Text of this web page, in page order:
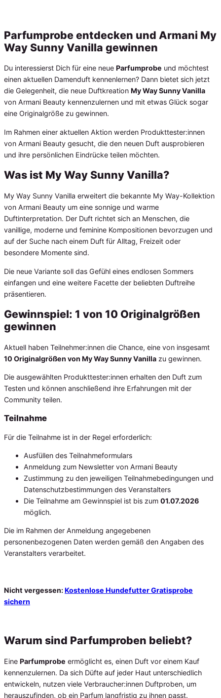
Parfumprobe entdecken und Armani My
Way Sunny Vanilla gewinnen
Du interessierst Dich für eine neue Parfumprobe und möchtest
einen aktuellen Damenduft kennenlernen? Dann bietet sich jetzt
die Gelegenheit, die neue Duftkreation My Way Sunny Vanilla
von Armani Beauty kennenzulernen und mit etwas Glück sogar
eine Originalgröße zu gewinnen.
Im Rahmen einer aktuellen Aktion werden Produkttester:innen
von Armani Beauty gesucht, die den neuen Duft ausprobieren
und ihre persönlichen Eindrücke teilen möchten.
Was ist My Way Sunny Vanilla?
My Way Sunny Vanilla erweitert die bekannte My Way-Kollektion
von Armani Beauty um eine sonnige und warme
Duftinterpretation. Der Duft richtet sich an Menschen, die
vanillige, moderne und feminine Kompositionen bevorzugen und
auf der Suche nach einem Duft für Alltag, Freizeit oder
besondere Momente sind.
Die neue Variante soll das Gefühl eines endlosen Sommers
einfangen und eine weitere Facette der beliebten Duftreihe
präsentieren.
Gewinnspiel: 1 von 10 Originalgrößen
gewinnen
Aktuell haben Teilnehmer:innen die Chance, eine von insgesamt
10 Originalgrößen von My Way Sunny Vanilla zu gewinnen.
Die ausgewählten Produkttester:innen erhalten den Duft zum
Testen und können anschließend ihre Erfahrungen mit der
Community teilen.
Teilnahme
Für die Teilnahme ist in der Regel erforderlich:
Ausfüllen des Teilnahmeformulars
Anmeldung zum Newsletter von Armani Beauty
Zustimmung zu den jeweiligen Teilnahmebedingungen und
Datenschutzbestimmungen des Veranstalters
Die Teilnahme am Gewinnspiel ist bis zum 01.07.2026
möglich.
Die im Rahmen der Anmeldung angegebenen
personenbezogenen Daten werden gemäß den Angaben des
Veranstalters verarbeitet.
Nicht vergessen:Kostenlose Hundefutter Gratisprobe
sichern
Warum sind Parfumproben beliebt?
Eine Parfumprobe ermöglicht es, einen Duft vor einem Kauf
kennenzulernen. Da sich Düfte auf jeder Haut unterschiedlich
entwickeln, nutzen viele Verbraucher:innen Duftproben, um
herauszufinden, ob ein Parfum langfristig zu ihnen passt.